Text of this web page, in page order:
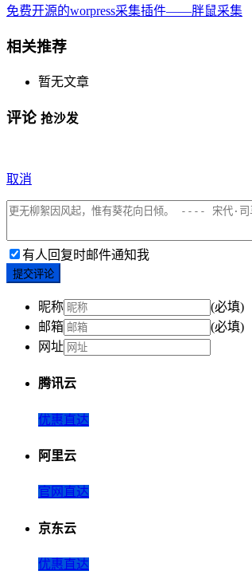
免费开源的worpress采集插件——胖鼠采集
相关推荐
暂无文章
评论 抢沙发
取消
有人回复时邮件通知我
提交评论
昵称
(必填)
邮箱
(必填)
网址
腾讯云
优惠直达
阿里云
官网直达
京东云
优惠直达